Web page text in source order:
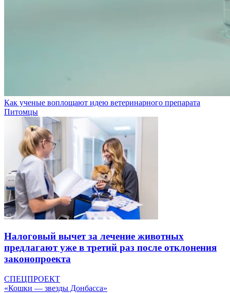
Как ученые воплощают идею ветеринарного препарата
Питомцы
Налоговый вычет за лечение животных
предлагают уже в третий раз после отклонения
законопроекта
СПЕЦПРОЕКТ
«Кошки — звезды Донбасса»